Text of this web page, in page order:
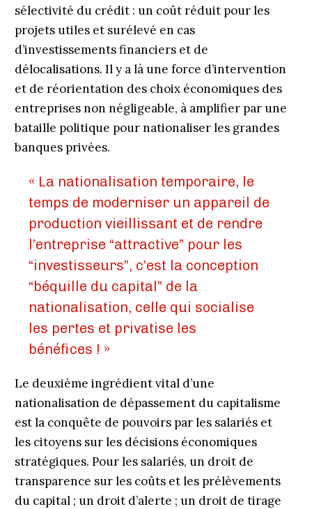
sélectivité du crédit : un coût réduit pour les
projets utiles et surélevé en cas
d’investissements financiers et de
délocalisations. Il y a là une force d’intervention
et de réorientation des choix économiques des
entreprises non négligeable, à amplifier par une
bataille politique pour nationaliser les grandes
banques privées.
« La nationalisation temporaire, le
temps de moderniser un appareil de
production vieillissant et de rendre
l’entreprise “attractive” pour les
“investisseurs”, c’est la conception
“béquille du capital” de la
nationalisation, celle qui socialise
les pertes et privatise les
bénéfices ! »
Le deuxième ingrédient vital d’une
nationalisation de dépassement du capitalisme
est la conquête de pouvoirs par les salariés et
les citoyens sur les décisions économiques
stratégiques. Pour les salariés, un droit de
transparence sur les coûts et les prélèvements
du capital ; un droit d’alerte ; un droit de tirage